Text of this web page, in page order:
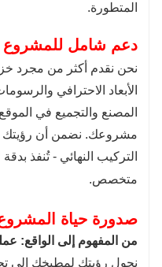
المتطورة.
دعم شامل للمشروع
نحن نقدم أكثر من مجرد
الأبعاد الاحترافي
المصنع والتجميع في
مشروعك. نضمن أن
التركيب النهائي - تُنفذ
متخصص.
صدورة حياة المشروع
من المفهوم إلى الواقع:
نحول رؤيتك لمطبخك إلى